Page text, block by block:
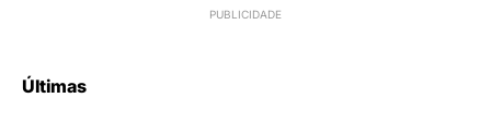
Últimas